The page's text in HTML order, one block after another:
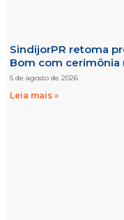
SindijorPR retoma
Bom com cerimônia
5 de agosto de 2026
Leia mais »